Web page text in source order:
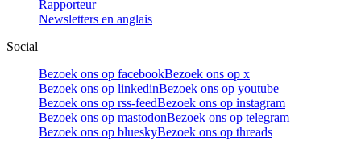
Rapporteur
Newsletters en anglais
Social
Bezoek ons op facebookBezoek ons op x
Bezoek ons op linkedinBezoek ons op youtube
Bezoek ons op rss-feedBezoek ons op instagram
Bezoek ons op mastodonBezoek ons op telegram
Bezoek ons op blueskyBezoek ons op threads